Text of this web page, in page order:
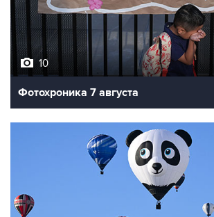
10
Фотохроника 7 августа